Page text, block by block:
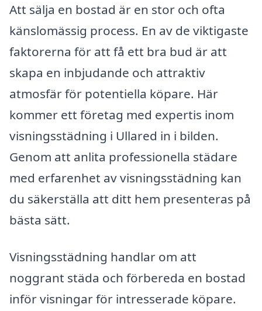
Att sälja en bostad är en stor och ofta
känslomässig process. En av de viktigaste
faktorerna för att få ett bra bud är att
skapa en inbjudande och attraktiv
atmosfär för potentiella köpare. Här
kommer ett företag med expertis inom
visningsstädning i Ullared in i bilden.
Genom att anlita professionella städare
med erfarenhet av visningsstädning kan
du säkerställa att ditt hem presenteras på
bästa sätt.
Visningsstädning handlar om att
noggrant städa och förbereda en bostad
inför visningar för intresserade köpare.